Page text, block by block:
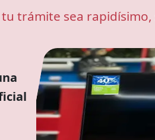
trámite sea rapidísimo,